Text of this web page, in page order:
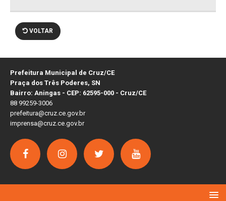
VOLTAR
Prefeitura Municipal de Cruz/CE
Praça dos Três Poderes, SN
Bairro: Aningas - CEP: 62595-000 - Cruz/CE
88 99259-3006
prefeitura@cruz.ce.gov.br
imprensa@cruz.ce.gov.br